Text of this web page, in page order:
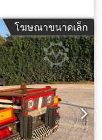
โฆษณาขนาดเล็ก